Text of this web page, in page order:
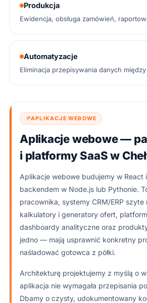
Produkcja
Ewidencja, obsługa zamówień,
Automatyzacje
Eliminacja przepisywania danych
APLIKACJE WEBOWE
Aplikacje webowe —
i platformy SaaS w
Aplikacje webowe budujemy w React
backendem w Node.js lub Pythonie.
pracownika, systemy CRM/ERP szyte
kalkulatory i generatory ofert,
dashboardy analityczne oraz
jedno — mają usprawnić konkretny
naśladować gotowca z półki.
Architekturę projektujemy z myślą o
aplikacja nie wymagała przepisania
Dbamy o czysty, udokumentowany